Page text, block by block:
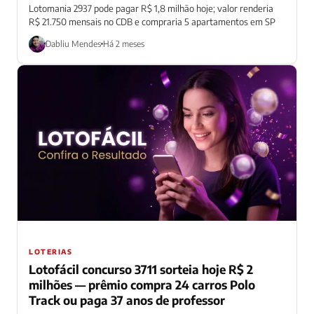
Lotomania 2937 pode pagar R$ 1,8 milhão hoje; valor renderia
R$ 21.750 mensais no CDB e compraria 5 apartamentos em SP
Dabliu Mendes Há 2 meses
LOTERIAS
Lotofácil concurso 3711 sorteia hoje R$ 2
milhões — prêmio compra 24 carros Polo
Track ou paga 37 anos de professor